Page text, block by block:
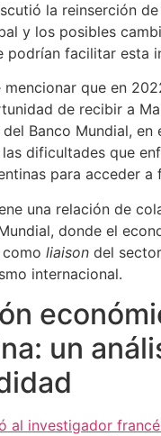
la reinserción
y los posibles
podrían facilitar esta
que en
de recibir a
Banco Mundial,
dificultades que
para acceder a
una relación de
donde el
liaison del
internacional.
un
al investigador